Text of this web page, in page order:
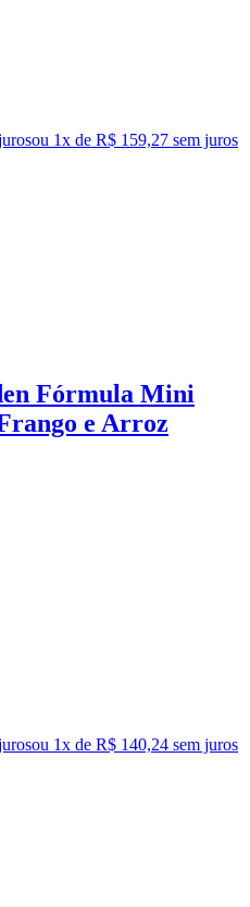
ou 1x de R$ 159,27 sem juros
Fórmula Mini
e Arroz
ou 1x de R$ 140,24 sem juros